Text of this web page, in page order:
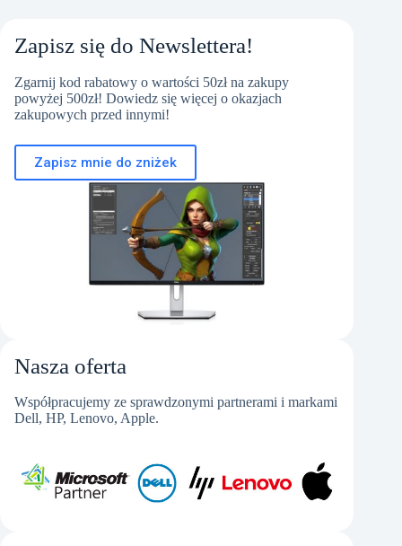
Zapisz się do Newslettera!
Zgarnij kod rabatowy o wartości 50zł na zakupy
powyżej 500zł! Dowiedz się więcej o okazjach
zakupowych przed innymi!
Zapisz mnie do zniżek
Nasza oferta
Współpracujemy ze sprawdzonymi partnerami i markami
Dell, HP, Lenovo, Apple.